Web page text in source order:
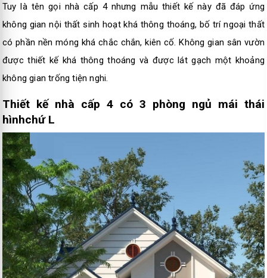
Tuy là tên gọi nhà cấp 4 nhưng mẫu thiết kế này đã đáp ứng
không gian nội thất sinh hoạt khá thông thoáng, bố trí ngoại thất
có phần nền móng khá chắc chắn, kiên cố. Không gian sân vườn
được thiết kế khá thông thoáng và được lát gạch một khoảng
không gian trống tiện nghi.
Thiết kế nhà cấp 4 có 3 phòng ngủ mái thái
hìnhchứ L